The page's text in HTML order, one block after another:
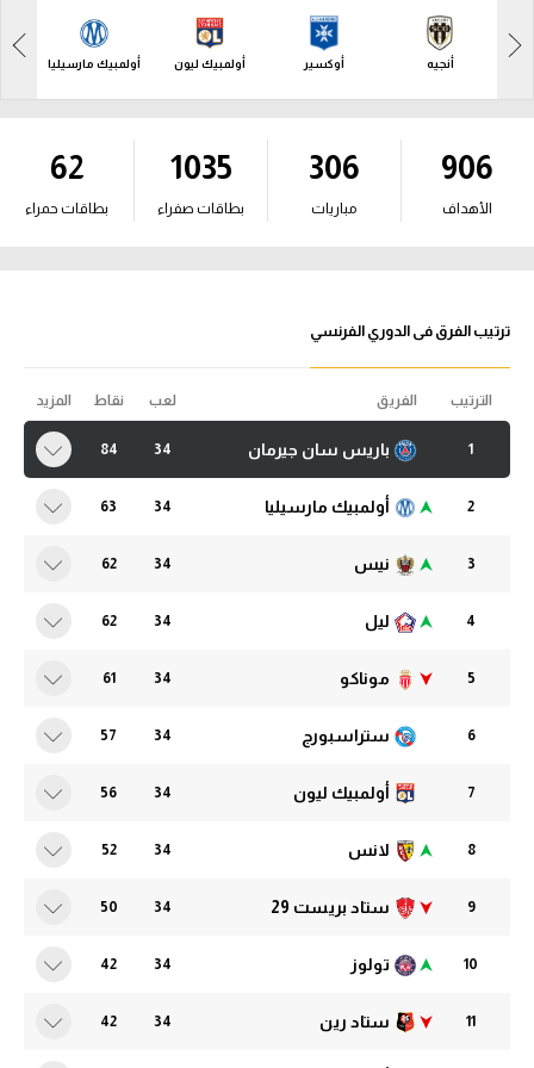
آراء حرة
بطولات
الدوري الإيطالي
الدوري السعودي للمحترفين
دوري أبطال أوروبا
دوري أبطال إفريقيا
كل البطولات
الكرة المصرية
الدوري المصري
الكرة الأوروبية
آراء حرة
أمريكا 2026
الدوري المصري
الدوري الإسباني
الدوري الإيطالي
الدوري الألماني
الدوري الفرنسي
الدوري السعودي للمحترفين
دوري أبطال أوروبا
دوري أبطال إفريقيا
الدوري المصري
الكرة الأوروبية
الكرة الإفريقية
أنجيه أوكسير أولمبيك ليون أولمبيك مارسيليا
906
الأهداف
306
مباريات
1035
بطاقات صفراء
62
بطاقات حمراء
ترتيب الفرق فى الدوري الفرنسي
الترتيب الفريق لعب نقاط المزيد
1 باريس سان جيرمان 34
84
2 أولمبيك مارسيليا 34
63
3 نيس 34
62
4 ليل 34
62
5 موناكو 34
61
6 ستراسبورج 34
57
7 أولمبيك ليون 34
56
8 لانس 34
52
9 ستاد بريست 29 34
50
10 تولوز 34
42
11 ستاد رين 34
42